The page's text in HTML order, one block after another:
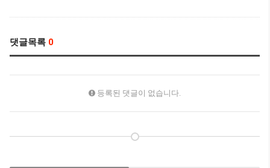
댓글목록 0
등록된 댓글이 없습니다.